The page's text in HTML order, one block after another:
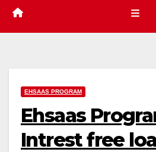
EHSAAS PROGRAM
Ehsaas
Intrest free